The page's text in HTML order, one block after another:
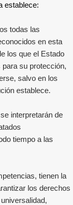
establece:
todas las
en esta
los que el Estado
su protección,
salvo en los
establece.
interpretarán de
tiempo a las
tienen la
los derechos